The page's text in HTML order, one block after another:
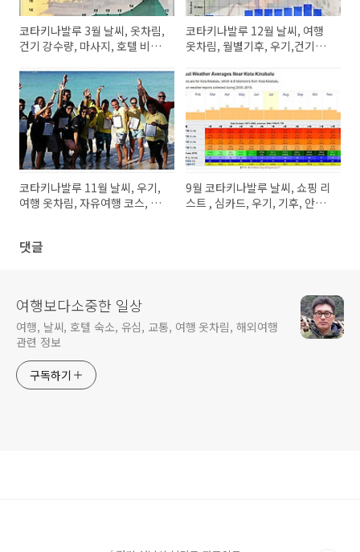
코타키나발루 3월 날씨, 옷차림,
건기 강수량, 마사지, 호텔 비용
코타키나발루 12월 날씨, 여행
옷차림, 월별기후, 우기,건기
코타키나발루 11월 날씨, 우기,
여행 옷차림, 자유여행 코스, 일
9월 코타키나발루 날씨, 쇼핑 리
스트 , 심카드, 우기, 기후, 안마
댓글
여행보다소중한 일상
여행, 날씨, 호텔 숙소, 유심, 교통, 여행 옷차림, 해외여행
관련 정보
구독하기